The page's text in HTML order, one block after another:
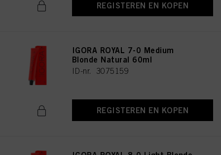
REGISTEREN EN KOPEN
IGORA ROYAL 7-0 Medium
Blonde Natural 60ml
ID-nr. 3075159
REGISTEREN EN KOPEN